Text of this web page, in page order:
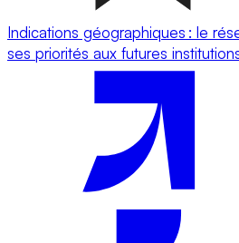
Indications géographiques : le
ses priorités aux futures